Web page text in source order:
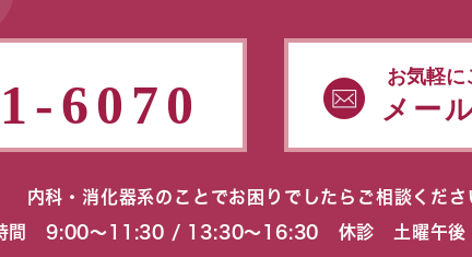
6070 お気軽に
メー
内科・消化器系のことでお困りでしたらご相談くださ
間 9:00〜11:30 / 13:30〜16:30 休診 土曜午後・